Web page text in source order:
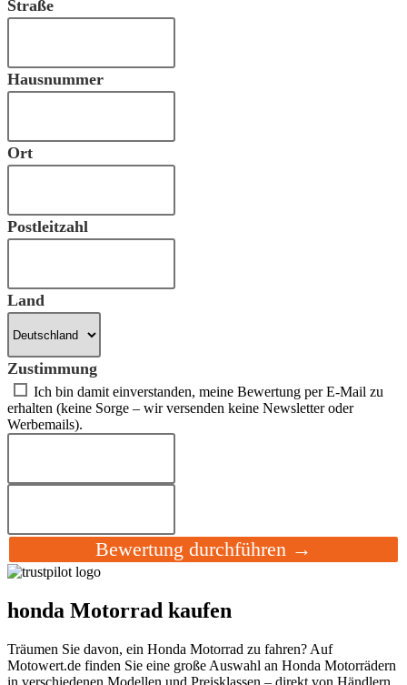
Straße
Hausnummer
Ort
Postleitzahl
Land
Zustimmung
Ich bin damit einverstanden, meine Bewertung per E-Mail zu
erhalten (keine Sorge – wir versenden keine Newsletter oder
Werbemails).
Bewertung durchführen →
honda Motorrad kaufen
Träumen Sie davon, ein Honda Motorrad zu fahren? Auf
Motowert.de finden Sie eine große Auswahl an Honda Motorrädern
in verschiedenen Modellen und Preisklassen – direkt von Händlern